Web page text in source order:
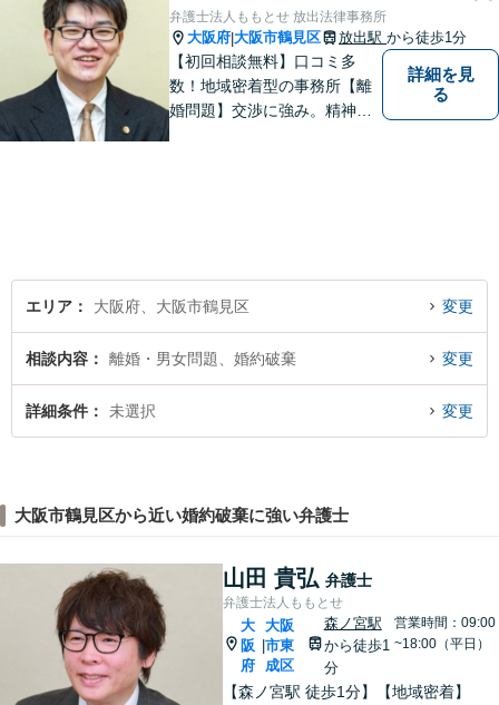
弁護士法人ももとせ 放出法律事務所
大阪府|大阪市鶴見区 放出駅 から徒歩1分
【初回相談無料】口コミ多
数！地域密着型の事務所【離
婚問題】交渉に強み。精神的
詳細を見
る
エリア 大阪府、大阪市鶴見区 変更
相談内容 離婚・男女問題、婚約破棄 変更
詳細条件 未選択 変更
大阪市鶴見区から近い婚約破棄に強い弁護士
山田 貴弘 弁護士
弁護士法人ももとせ
大
阪
府
大阪
市東
成区
森ノ宮駅
から徒歩1
分
営業時間：09:00
~18:00（平日）
【森ノ宮駅 徒歩1分】【地域密着】